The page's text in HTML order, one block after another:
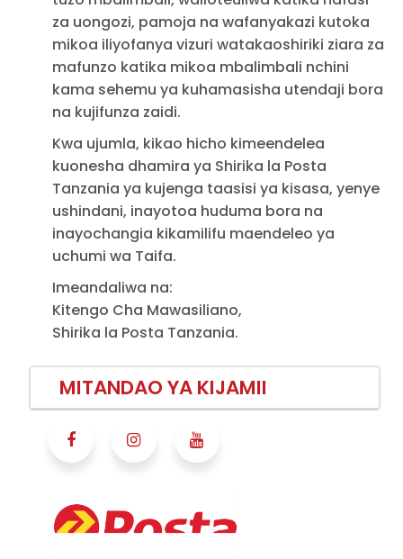
za uongozi, pamoja na wafanyakazi kutoka
mikoa iliyofanya vizuri watakaoshiriki ziara za
mafunzo katika mikoa mbalimbali nchini
kama sehemu ya kuhamasisha utendaji bora
na kujifunza zaidi.
Kwa ujumla, kikao hicho kimeendelea
kuonesha dhamira ya Shirika la Posta
Tanzania ya kujenga taasisi ya kisasa, yenye
ushindani, inayotoa huduma bora na
inayochangia kikamilifu maendeleo ya
uchumi wa Taifa.
Imeandaliwa na:
Kitengo Cha Mawasiliano,
Shirika la Posta Tanzania.
MITANDAO YA KIJAMII